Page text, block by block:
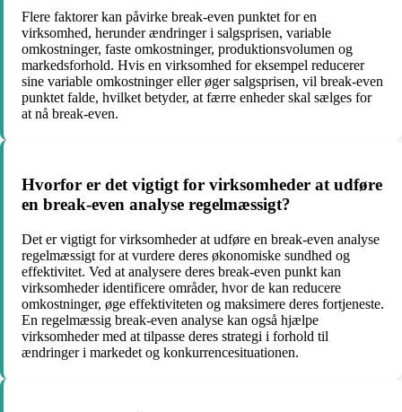
Flere faktorer kan påvirke break-even punktet for en
virksomhed, herunder ændringer i salgsprisen, variable
omkostninger, faste omkostninger, produktionsvolumen og
markedsforhold. Hvis en virksomhed for eksempel reducerer
sine variable omkostninger eller øger salgsprisen, vil break-even
punktet falde, hvilket betyder, at færre enheder skal sælges for
at nå break-even.
Hvorfor er det vigtigt for virksomheder at udføre
en break-even analyse regelmæssigt?
Det er vigtigt for virksomheder at udføre en break-even analyse
regelmæssigt for at vurdere deres økonomiske sundhed og
effektivitet. Ved at analysere deres break-even punkt kan
virksomheder identificere områder, hvor de kan reducere
omkostninger, øge effektiviteten og maksimere deres fortjeneste.
En regelmæssig break-even analyse kan også hjælpe
virksomheder med at tilpasse deres strategi i forhold til
ændringer i markedet og konkurrencesituationen.